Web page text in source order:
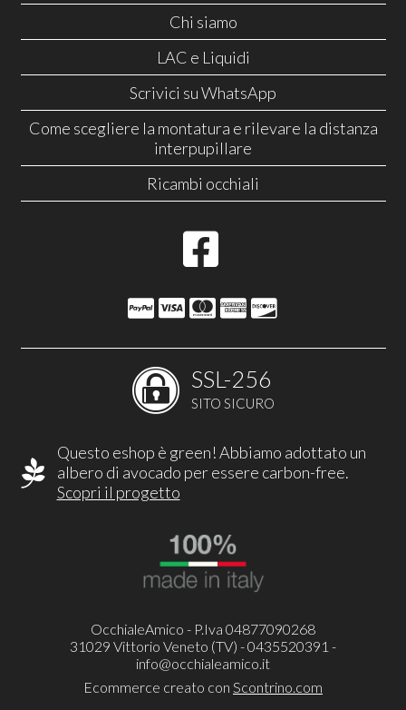
Chi siamo
LAC e Liquidi
Scrivici su WhatsApp
Come scegliere la montatura e rilevare la distanza
interpupillare
Ricambi occhiali
SSL-256
SITO SICURO
Questo eshop è green! Abbiamo adottato un
albero di avocado per essere carbon-free.
Scopri il progetto
OcchialeAmico - P.Iva 04877090268
31029 Vittorio Veneto (TV) - 0435520391 -
info@occhialeamico.it
Ecommerce creato con Scontrino.com